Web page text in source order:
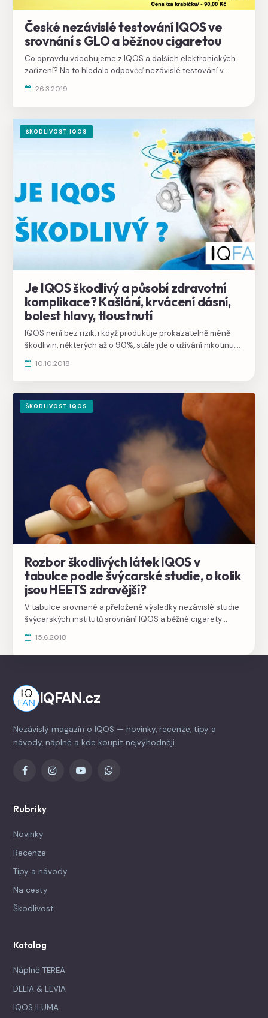
České nezávislé testování IQOS ve
srovnání s GLO a běžnou cigaretou
Co opravdu vdechujeme z IQOS a dalších elektronických
zařízení? Na to hledalo odpověď nezávislé testování v
26.3.2019
ŠKODLIVOST IQOS
Je IQOS škodlivý a působí zdravotní
komplikace? Kašlání, krvácení dásní,
bolest hlavy, tloustnutí
IQOS není bez rizik, i když produkuje prokazatelně méně
škodlivin, některých až o 90%, stále jde o užívání nikotinu,
10.10.2018
ŠKODLIVOST IQOS
Rozbor škodlivých látek IQOS v
tabulce podle švýcarské studie, o kolik
jsou HEETS zdravější?
V tabulce srovnané a přeložené výsledky nezávislé studie
švýcarských institutů srovnání IQOS a běžné cigarety
ze zahřívaného tabáku v HEETS.
15.6.2018
IQFAN.cz
Nezávislý magazín o IQOS — novinky, recenze, tipy a
návody, náplně a kde koupit nejvýhodněji.
Rubriky
Novinky
Recenze
Tipy a návody
Na cesty
Škodlivost
Katalog
Náplně TEREA
DELIA & LEVIA
IQOS ILUMA